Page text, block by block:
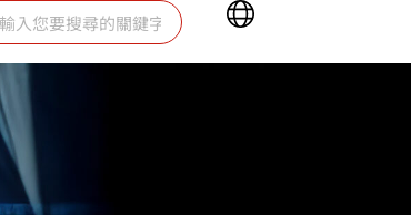
Main
Menu